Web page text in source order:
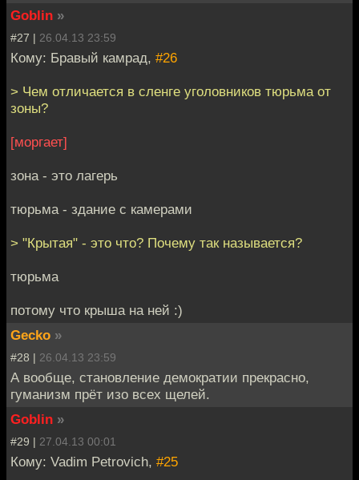
Goblin »
#27 | 26.04.13 23:59
Кому: Бравый камрад, #26
> Чем отличается в сленге уголовников тюрьма от
зоны?
[моргает]
зона - это лагерь
тюрьма - здание с камерами
> "Крытая" - это что? Почему так называется?
тюрьма
потому что крыша на ней :)
Gecko »
#28 | 26.04.13 23:59
А вообще, становление демократии прекрасно,
гуманизм прёт изо всех щелей.
Goblin »
#29 | 27.04.13 00:01
Кому: Vadim Petrovich, #25